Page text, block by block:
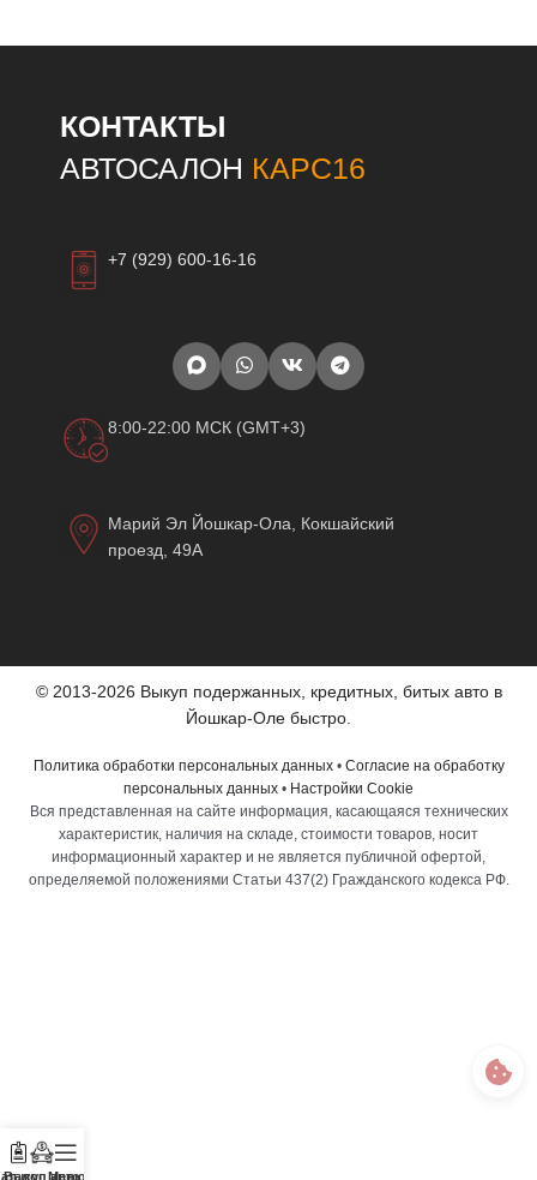
КОНТАКТЫ
АВТОСАЛОН КАРС16
+7 (929) 600-16-16
8:00-22:00 МСК (GMT+3)
Марий Эл Йошкар-Ола, Кокшайский
проезд, 49А
Выкуп авто
Меню
© 2013-2026 Выкуп подержанных, кредитных, битых авто в
Йошкар-Оле быстро.
Политика обработки персональных данных• Согласие на обработку
персональных данных • Настройки Cookie
Вся представленная на сайте информация, касающаяся технических
характеристик, наличия на складе, стоимости товаров, носит
информационный характер и не является публичной офертой,
определяемой положениями Статьи 437(2) Гражданского кодекса РФ.